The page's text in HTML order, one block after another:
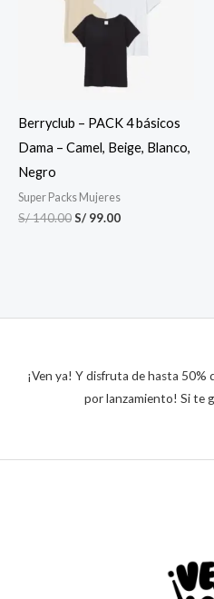
Berryclub – PACK 4 básicos
Dama – Camel, Beige, Blanco,
Negro
Super Packs Mujeres
S/140.00S/ 99.00
¡Ven ya! Y disfruta de hasta
por lanzamiento! Si te